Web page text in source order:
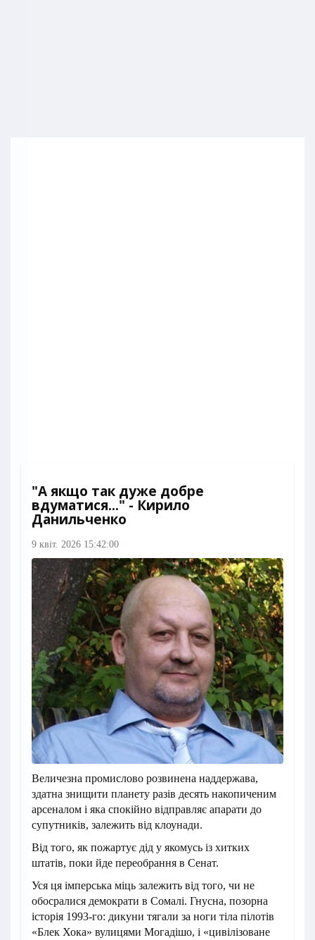
"А якщо так дуже добре
вдуматися..." - Кирило
Данильченко
9 квіт. 2026 15:42:00
Величезна промислово розвинена наддержава,
здатна знищити планету разів десять накопиченим
арсеналом і яка спокійно відправляє апарати до
супутників, залежить від клоунади.
Від того, як пожартує дід у якомусь із хитких
штатів, поки йде переобрання в Сенат.
Уся ця імперська міць залежить від того, чи не
обосралися демократи в Сомалі. Гнусна, позорна
історія 1993-го: дикуни тягали за ноги тіла пілотів
«Блек Хока» вулицями Могадішо, і «цивілізоване